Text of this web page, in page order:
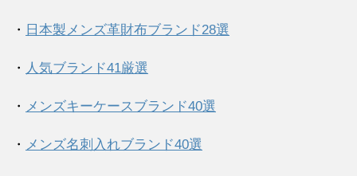
・ 日本製メンズ革財布ブランド28選
・ 人気ブランド41厳選
・ メンズキーケースブランド40選
・ メンズ名刺入れブランド40選